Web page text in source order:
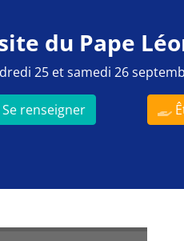
du Pape
25 et samedi 26
Se renseigner